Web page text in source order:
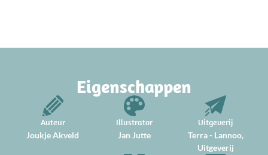
Eigenschappen
Auteur
Joukje Akveld
Illustrator
Jan Jutte
Uitgeverij
Terra - Lannoo,
Uitgeverij